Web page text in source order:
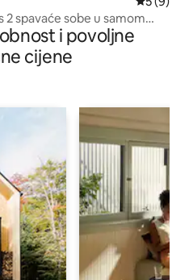
2 spavaće sobe u samom
i povoljne
cijene